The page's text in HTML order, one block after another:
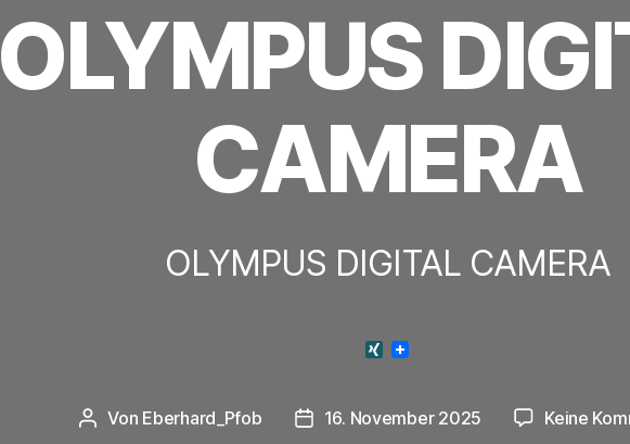
OLYMPUS
CAMERA
OLYMPUS DIGITAL CAMERA
X
Beitragsautor
Von Eberhard_Pfob Veröffentlichungsdatum
16. November 2025 Keine